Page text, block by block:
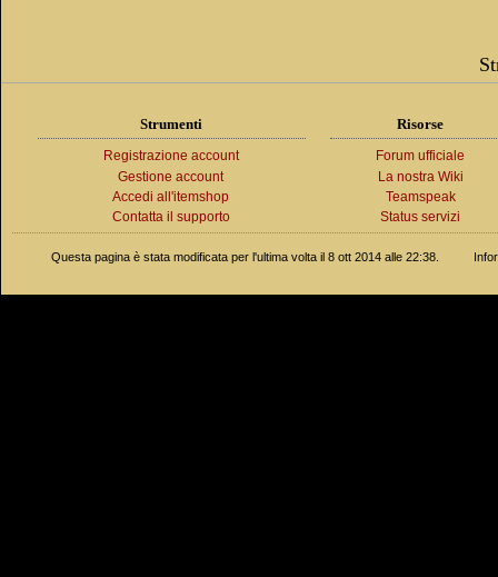
Strumenti
Registrazione account
Gestione account
Accedi all'itemshop
Contatta il supporto
Risorse
Forum ufficiale
La nostra Wiki
Teamspeak
Status servizi
Questa pagina è stata modificata per l'ultima volta il 8 ott 2014 alle 22:38.